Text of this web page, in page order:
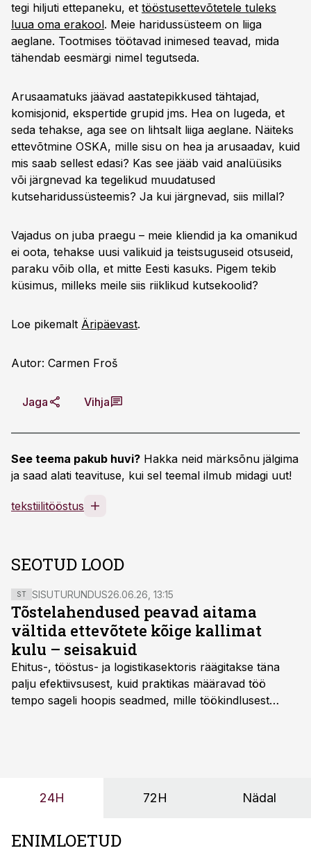
tegi hiljuti ettepaneku, et tööstusettevõtetele tuleks
luua oma erakool. Meie haridussüsteem on liiga
aeglane. Tootmises töötavad inimesed teavad, mida
tähendab eesmärgi nimel tegutseda.
Arusaamatuks jäävad aastatepikkused tähtajad,
komisjonid, ekspertide grupid jms. Hea on lugeda, et
seda tehakse, aga see on lihtsalt liiga aeglane. Näiteks
ettevõtmine OSKA, mille sisu on hea ja arusaadav, kuid
mis saab sellest edasi? Kas see jääb vaid analüüsiks
või järgnevad ka tegelikud muudatused
kutseharidussüsteemis? Ja kui järgnevad, siis millal?
Vajadus on juba praegu – meie kliendid ja ka omanikud
ei oota, tehakse uusi valikuid ja teistsuguseid otsuseid,
paraku võib olla, et mitte Eesti kasuks. Pigem tekib
küsimus, milleks meile siis riiklikud kutsekoolid?
Loe pikemalt Äripäevast.
Autor: Carmen Froš
Jaga Vihja
See teema pakub huvi? Hakka neid märksõnu jälgima
ja saad alati teavituse, kui sel teemal ilmub midagi uut!
tekstiilitööstus
SEOTUD LOOD
ST SISUTURUNDUS26.06.26, 13:15
Tõstelahendused peavad aitama
vältida ettevõtete kõige kallimat
kulu – seisakuid
Ehitus-, tööstus- ja logistikasektoris räägitakse täna
palju efektiivsusest, kuid praktikas määravad töö
tempo sageli hoopis seadmed, mille töökindlusest
24H 72H Nädal
ENIMLOETUD